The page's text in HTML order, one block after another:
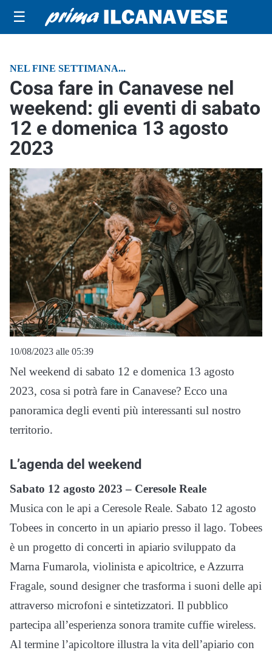
☰
NEL FINE SETTIMANA...
Cosa fare in Canavese nel
weekend: gli eventi di sabato
12 e domenica 13 agosto
2023
10/08/2023 alle 05:39
Nel weekend di sabato 12 e domenica 13 agosto
2023, cosa si potrà fare in Canavese? Ecco una
panoramica degli eventi più interessanti sul nostro
territorio.
L’agenda del weekend
Sabato 12 agosto 2023 – Ceresole Reale
Musica con le api a Ceresole Reale. Sabato 12 agosto
Tobees in concerto in un apiario presso il lago. Tobees
è un progetto di concerti in apiario sviluppato da
Marna Fumarola, violinista e apicoltrice, e Azzurra
Fragale, sound designer che trasforma i suoni delle api
attraverso microfoni e sintetizzatori. Il pubblico
partecipa all’esperienza sonora tramite cuffie wireless.
Al termine l’apicoltore illustra la vita dell’apiario con